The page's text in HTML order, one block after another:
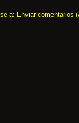
a: Enviar comentarios